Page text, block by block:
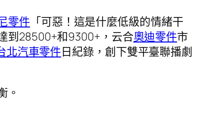
零件 「可惡！這是什麼低級的情緒干
到28500+和9300+，云合奧迪零件市
北汽車零件日紀錄，創下雙平臺聯播劇
。